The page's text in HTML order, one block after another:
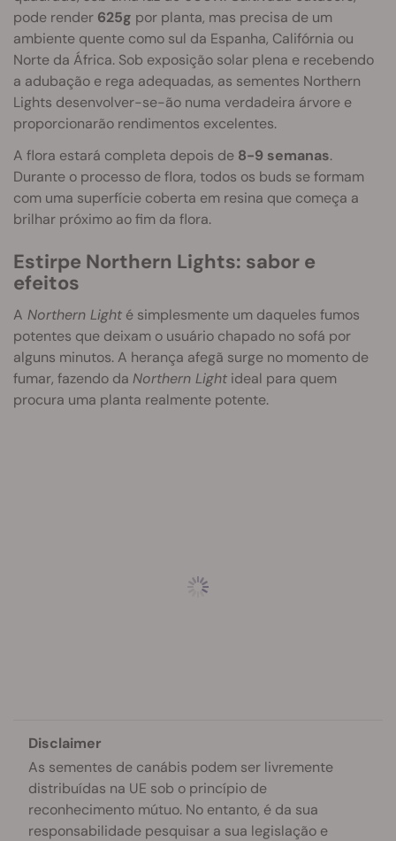
pode render 625g por planta, mas precisa de um
ambiente quente como sul da Espanha, Califórnia ou
Norte da África. Sob exposição solar plena e recebendo
a adubação e rega adequadas, as sementes Northern
Lights desenvolver-se-ão numa verdadeira árvore e
proporcionarão rendimentos excelentes.
A flora estará completa depois de 8-9 semanas.
Durante o processo de flora, todos os buds se formam
com uma superfície coberta em resina que começa a
brilhar próximo ao fim da flora.
Estirpe Northern Lights: sabor e
efeitos
A Northern Light é simplesmente um daqueles fumos
potentes que deixam o usuário chapado no sofá por
alguns minutos. A herança afegã surge no momento de
fumar, fazendo da Northern Light ideal para quem
procura uma planta realmente potente.
Disclaimer
As sementes de canábis podem ser livremente
distribuídas na UE sob o princípio de
reconhecimento mútuo. No entanto, é da sua
responsabilidade pesquisar a sua legislação e